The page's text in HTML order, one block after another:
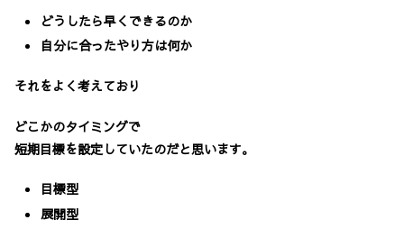
どうしたら早くできるのか
自分に合ったやり方は何か
それをよく考えており
どこかのタイミングで
短期目標を設定していたのだと思います。
目標型
展開型